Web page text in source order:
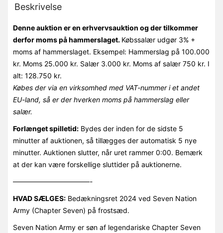
Beskrivelse
Denne auktion er en erhvervsauktion og der tilkommer
derfor moms på hammerslaget. Købssalær udgør 3% +
moms af hammerslaget. Eksempel: Hammerslag på 100.000
kr. Moms 25.000 kr. Salær 3.000 kr. Moms af salær 750 kr. I
alt: 128.750 kr.
Købes der via en virksomhed med VAT-nummer i et andet
EU-land, så er der hverken moms på hammerslag eller
salær.
Forlænget spilletid:Bydes der inden for de sidste 5
minutter af auktionen, så tillægges der automatisk 5 nye
minutter. Auktionen slutter, når uret rammer 0:00. Bemærk
at der kan være forskellige sluttider på auktionerne.
———————————-
HVAD SÆLGES:Bedækningsret 2024 ved Seven Nation
Army (Chapter Seven) på frostsæd.
Seven Nation Army er søn af legendariske Chapter Seven